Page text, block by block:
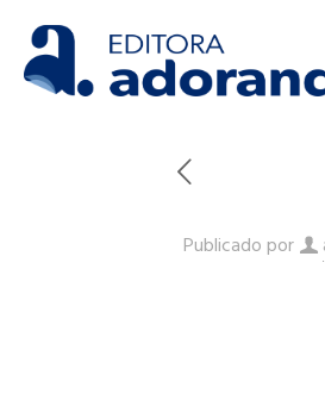
Publicado por